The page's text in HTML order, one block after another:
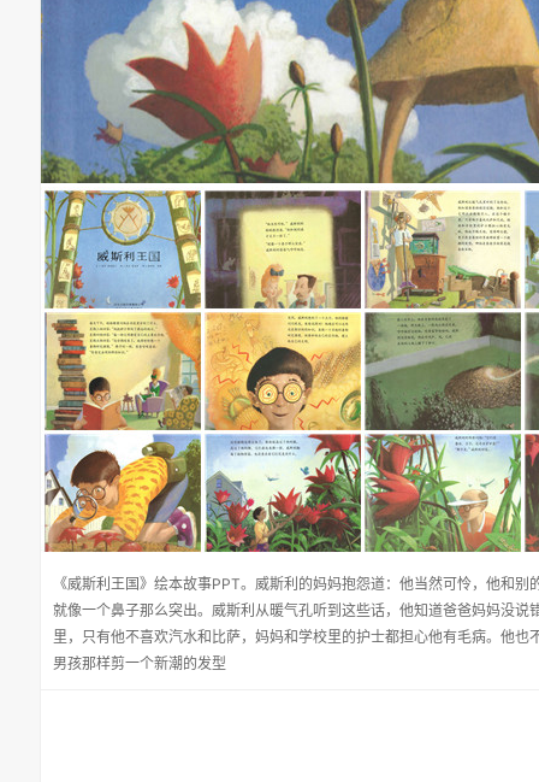
《威斯利王国》绘本故事PPT。威斯利的妈妈抱怨道：他当然可怜，他和
就像一个鼻子那么突出。威斯利从暖气孔听到这些话，他知道爸爸妈妈没说
里，只有他不喜欢汽水和比萨，妈妈和学校里的护士都担心他有毛病。他
男孩那样剪一个新潮的发型